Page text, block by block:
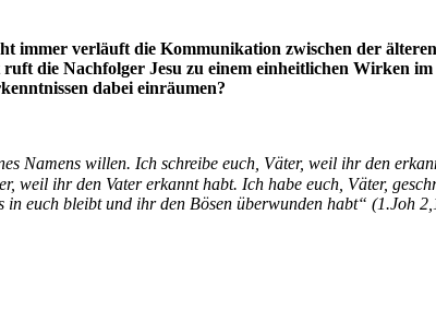
immer verläuft die Kommunikation zwischen der
die Nachfolger Jesu zu einem einheitlichen Wirken
dabei einräumen?
Namens willen. Ich schreibe euch, Väter, weil ihr den
weil ihr den Vater erkannt habt. Ich habe euch, Väter,
euch bleibt und ihr den Bösen überwunden habt“ (1.Joh